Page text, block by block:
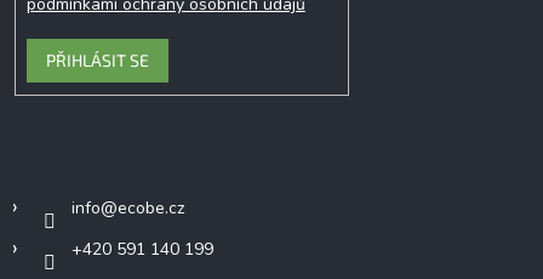
PŘIHLÁSIT SE
info@ecobe.cz
+420 591 140 199